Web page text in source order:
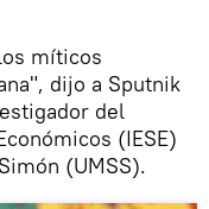
míticos
dijo a Sputnik
del
(IESE)
(UMSS).